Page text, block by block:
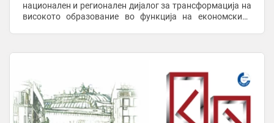
национален и регионален дијалог за трансформација на
високото образование во функција на економскиот